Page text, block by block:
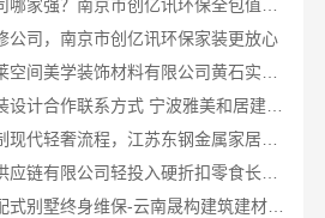
公司，南京市创亿讯环保家装更放心
宁波镇海家装设计合作联系方式 宁波雅美和居建材科技有限公司
河南零百味供应链有限公司轻投入硬折扣零食长久经营
昆明重钢装配式别墅终身维保-云南晟构建筑建材有限公司